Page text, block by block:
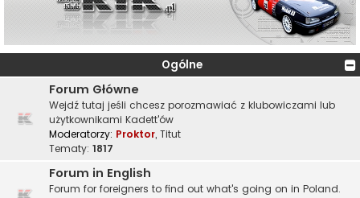
k
j
k
a
j
Ogólne
Forum Główne
Wejdź tutaj jeśli chcesz porozmawiać z klubowiczami lub
użytkownikami Kadett'ów
Moderatorzy: Proktor, Titut
Tematy: 1817
Forum in English
Forum for foreigners to find out what's going on in Poland.